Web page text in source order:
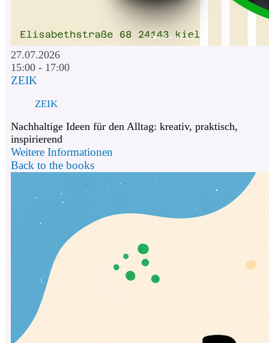
27.07.2026
15:00 - 17:00
ZEIK
ZEIK
Nachhaltige Ideen für den Alltag: kreativ, praktisch,
inspirierend
Weitere Informationen
Back to the books